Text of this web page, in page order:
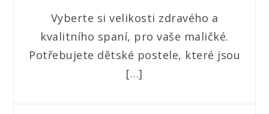
Vyberte si velikosti zdravého a
kvalitního spaní, pro vaše maličké.
Potřebujete dětské postele, které jsou
[…]